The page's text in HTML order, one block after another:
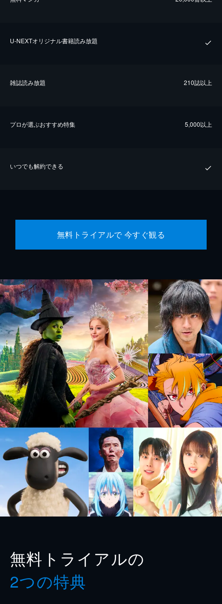
U-NEXTオリジナル書籍読み放題
雑誌読み放題 210誌以上
プロが選ぶおすすめ特集 5,000以上
いつでも解約できる
無料トライアルで 今すぐ観る
無料トライアルの
2つの特典